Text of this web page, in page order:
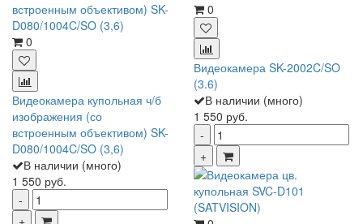
0
Видеокамера купольная ч/б
изображения (со
встроенным объективом) SK-
D080/1004C/SO (3,6)
В наличии (много)
1 550 руб.
0
Видеокамера SK-2002C/SO
(3.6)
В наличии (много)
1 550 руб.